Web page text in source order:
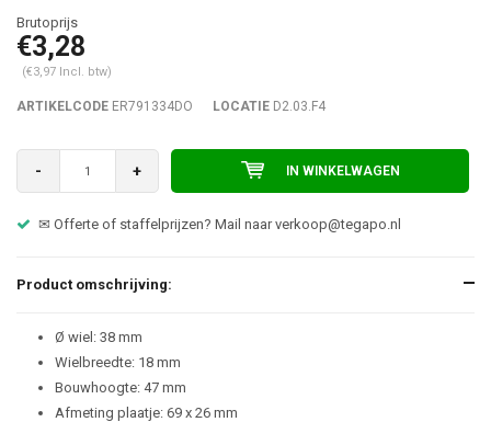
€3,28
(€3,97 Incl. btw)
ARTIKELCODE ER791334DO LOCATIE D2.03.F4
- + IN WINKELWAGEN
of staffelprijzen? Mail naarverkoop@tegapo.nl
Product omschrijving:
Ø wiel: 38 mm
Wielbreedte: 18 mm
Bouwhoogte: 47 mm
Afmeting plaatje: 69 x 26 mm